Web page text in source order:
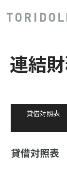
連結